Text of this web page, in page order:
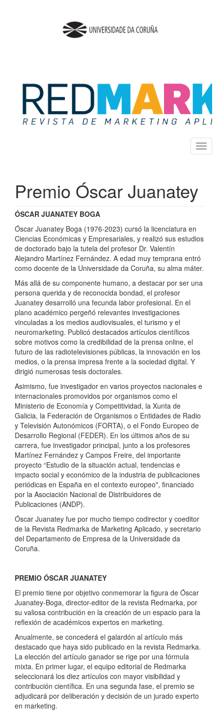
principal
Contenido
principal
Barra
lateral
Premio Óscar Juanatey
ÓSCAR JUANATEY BOGA
Óscar Juanatey Boga (1976-2023) cursó la licenciatura en
Ciencias Económicas y Empresariales, y realizó sus estudios
de doctorado bajo la tutela del profesor Dr. Valentín
Alejandro Martínez Fernández. A edad muy temprana entró
como docente de la Universidade da Coruña, su alma máter.
Más allá de su componente humano, a destacar por ser una
persona querida y de reconocida bondad, el profesor
Juanatey desarrolló una fecunda labor profesional. En el
plano académico pergeñó relevantes investigaciones
vinculadas a los medios audiovisuales, el turismo y el
neuromarketing. Publicó destacados artículos científicos
sobre motivos como la credibilidad de la prensa online, el
futuro de las radiotelevisiones públicas, la innovación en los
medios, o la prensa impresa frente a la sociedad digital. Y
dirigió numerosas tesis doctorales.
Asimismo, fue investigador en varios proyectos nacionales e
internacionales promovidos por organismos como el
Ministerio de Economía y Competitividad, la Xunta de
Galicia, la Federación de Organismos o Entidades de Radio
y Televisión Autonómicos (FORTA), o el Fondo Europeo de
Desarrollo Regional (FEDER). En los últimos años de su
carrera, fue investigador principal, junto a los profesores
Martínez Fernández y Campos Freire, del importante
proyecto “Estudio de la situación actual, tendencias e
impacto social y económico de la industria de publicaciones
periódicas en España en el contexto europeo", financiado
por la Asociación Nacional de Distribuidores de
Publicaciones (ANDP).
Óscar Juanatey fue por mucho tiempo codirector y coeditor
de la Revista Redmarka de Marketing Aplicado, y secretario
del Departamento de Empresa de la Universidade da
Coruña.
PREMIO ÓSCAR JUANATEY
El premio tiene por objetivo conmemorar la figura de Óscar
Juanatey-Boga, director-editor de la revista Redmarka, por
su valiosa contribución en la creación de un espacio para la
reflexión de académicos expertos en marketing.
Anualmente, se concederá el galardón al artículo más
destacado que haya sido publicado en la revista Redmarka.
La elección del artículo ganador se rige por una fórmula
mixta. En primer lugar, el equipo editorial de Redmarka
seleccionará los diez artículos con mayor visibilidad y
contribución científica. En una segunda fase, el premio se
adjudicará por deliberación y decisión de un jurado experto
en marketing.